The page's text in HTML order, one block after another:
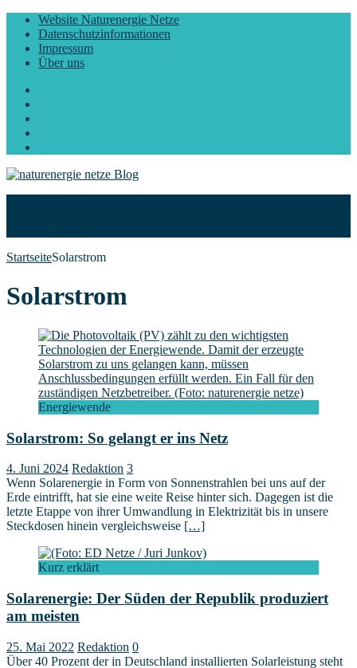
Website Naturenergie Netze
Datenschutzinformationen
Impressum
Über uns
StartseiteSolarstrom
Solarstrom
Energiewende
Solarstrom: So gelangt er ins Netz
4. Juni 2024 Redaktion 3
Wenn Solarenergie in Form von Sonnenstrahlen bei uns auf der
Erde eintrifft, hat sie eine weite Reise hinter sich. Dagegen ist die
letzte Etappe von ihrer Umwandlung in Elektrizität bis in unsere
Steckdosen hinein vergleichsweise […]
Kurz erklärt
Solarenergie: Der Süden der Republik produziert
am meisten
25. Mai 2022 Redaktion 0
Über 40 Prozent der in Deutschland installierten Solarleistung steht